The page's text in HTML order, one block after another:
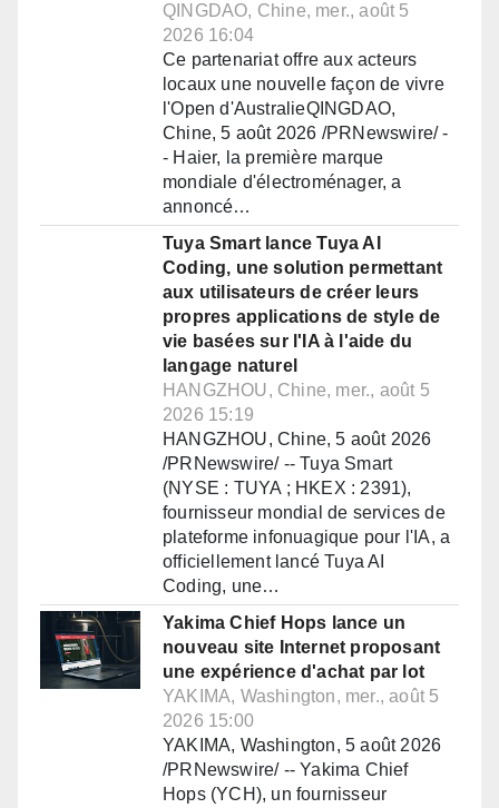
QINGDAO, Chine, mer., août 5
2026 16:04
Ce partenariat offre aux acteurs
locaux une nouvelle façon de vivre
l'Open d'AustralieQINGDAO,
Chine, 5 août 2026 /PRNewswire/ -
- Haier, la première marque
mondiale d'électroménager, a
annoncé…
Tuya Smart lance Tuya AI
Coding, une solution permettant
aux utilisateurs de créer leurs
propres applications de style de
vie basées sur l'IA à l'aide du
langage naturel
HANGZHOU, Chine, mer., août 5
2026 15:19
HANGZHOU, Chine, 5 août 2026
/PRNewswire/ -- Tuya Smart
(NYSE : TUYA ; HKEX : 2391),
fournisseur mondial de services de
plateforme infonuagique pour l'IA, a
officiellement lancé Tuya AI
Coding, une…
Yakima Chief Hops lance un
nouveau site Internet proposant
une expérience d'achat par lot
YAKIMA, Washington, mer., août 5
2026 15:00
YAKIMA, Washington, 5 août 2026
/PRNewswire/ -- Yakima Chief
Hops (YCH), un fournisseur